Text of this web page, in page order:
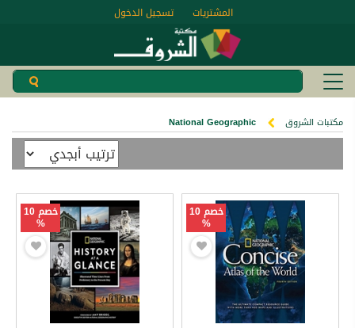
تسجيل الدخول المشتريات
مكتبات الشروق National Geographic
خصم 10
%
خصم 10
%